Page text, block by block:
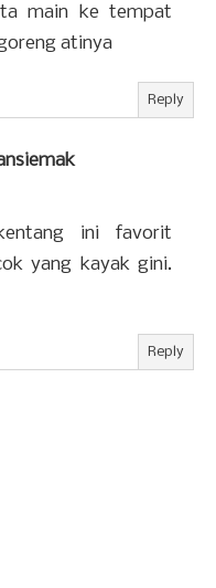
main ke tempat
atinya
Reply
ini favorit
yang kayak gini.
Reply